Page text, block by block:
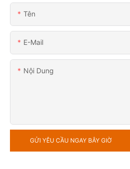
Tên
E-Mail
Nội Dung
GỬI YÊU CẦU NGAY BÂY GIỜ